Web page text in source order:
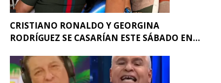
CRISTIANO RONALDO Y GEORGINA
RODRÍGUEZ SE CASARÍAN ESTE SÁBADO EN...